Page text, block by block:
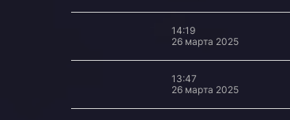
14:19
26 марта 2025
13:47
26 марта 2025